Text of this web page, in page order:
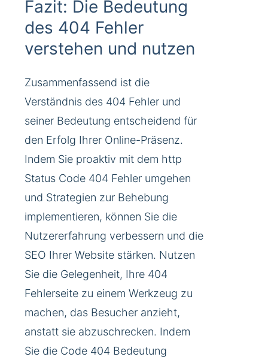
Fazit: Die Bedeutung
des 404 Fehler
verstehen und nutzen
Zusammenfassend ist die
Verständnis des 404 Fehler und
seiner Bedeutung entscheidend für
den Erfolg Ihrer Online-Präsenz.
Indem Sie proaktiv mit dem http
Status Code 404 Fehler umgehen
und Strategien zur Behebung
implementieren, können Sie die
Nutzererfahrung verbessern und die
SEO Ihrer Website stärken. Nutzen
Sie die Gelegenheit, Ihre 404
Fehlerseite zu einem Werkzeug zu
machen, das Besucher anzieht,
anstatt sie abzuschrecken. Indem
Sie die Code 404 Bedeutung